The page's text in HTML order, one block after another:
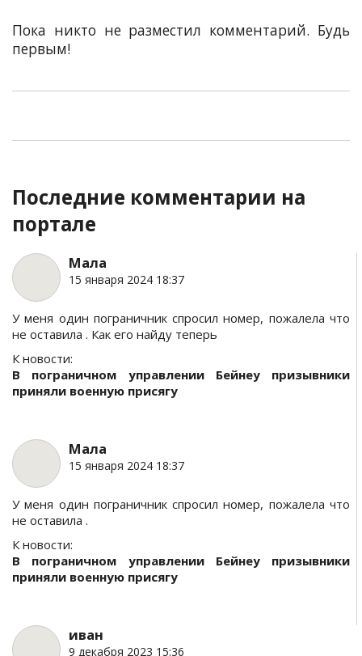
Пока никто не разместил комментарий. Будь
первым!
Последние комментарии на
портале
Мала
15 января 2024 18:37
У меня один пограничник спросил номер, пожалела что
не оставила . Как его найду теперь
К новости:
В пограничном управлении Бейнеу призывники
приняли военную присягу
Мала
15 января 2024 18:37
У меня один пограничник спросил номер, пожалела что
не оставила .
К новости:
В пограничном управлении Бейнеу призывники
приняли военную присягу
иван
9 декабря 2023 15:36